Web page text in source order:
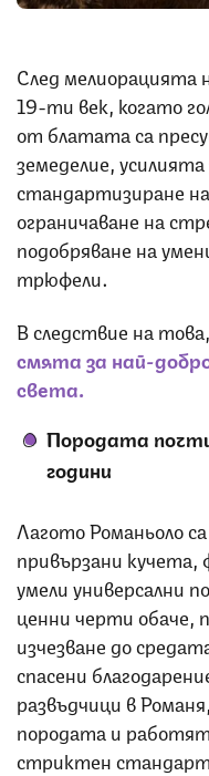
След мелиорацията
19-ти век, когато
от блатата са
земеделие,
стандартизиране
ограничаване на
подобряване на
трюфели.
В следствие на
смята за най-
света.
Породата
години
Лагото Романьоло
привързани
умели универсални
ценни черти обаче,
изчезване до
спасени
развъдчици в
породата и
стриктен